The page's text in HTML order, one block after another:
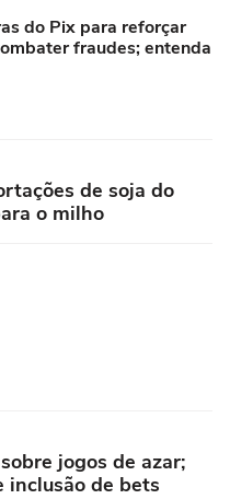
do Pix para reforçar
fraudes; entenda
de soja do
o milho
jogos de azar;
inclusão de bets